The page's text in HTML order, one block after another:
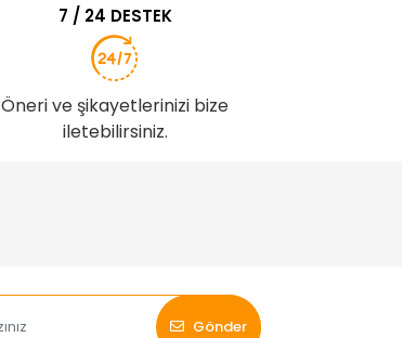
7 / 24 DESTEK
Öneri ve şikayetlerinizi bize
iletebilirsiniz.
Gönder